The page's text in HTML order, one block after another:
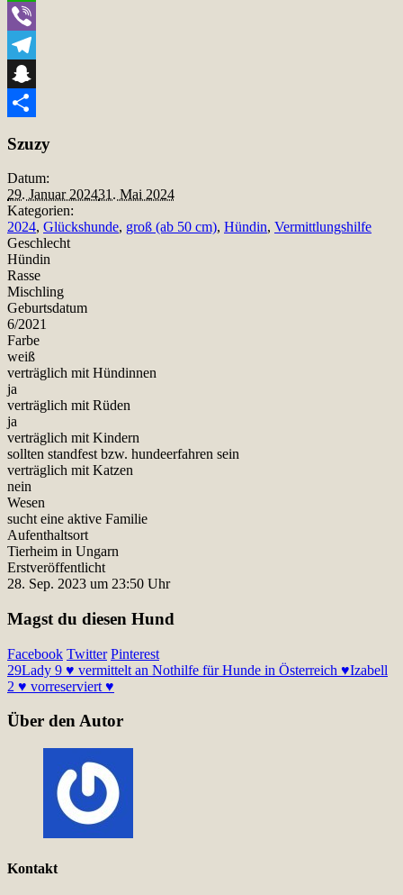
WhatsApp
Viber
Telegram
Snapchat
Szuzy
Datum:
29. Januar 202431. Mai 2024
Kategorien:
2024, Glückshunde, groß (ab 50 cm), Hündin, Vermittlungshilfe
Geschlecht
Hündin
Rasse
Mischling
Geburtsdatum
6/2021
Farbe
weiß
verträglich mit Hündinnen
ja
verträglich mit Rüden
ja
verträglich mit Kindern
sollten standfest bzw. hundeerfahren sein
verträglich mit Katzen
nein
Wesen
sucht eine aktive Familie
Aufenthaltsort
Tierheim in Ungarn
Erstveröffentlicht
28. Sep. 2023 um 23:50 Uhr
Magst du diesen Hund
Facebook Twitter Pinterest
29Lady 9 ♥ vermittelt an Nothilfe für Hunde in Österreich ♥Izabell
2 ♥ vorreserviert ♥
Über den Autor
Kontakt